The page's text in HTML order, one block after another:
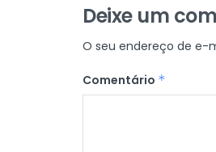
Deixe um
O seu endereço de e-
Comentário *